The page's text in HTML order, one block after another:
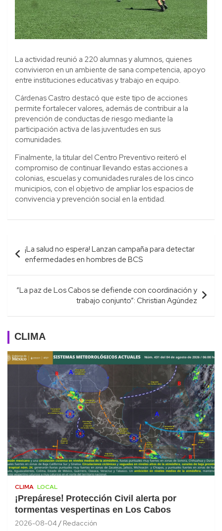
La actividad reunió a 220 alumnas y alumnos, quienes
convivieron en un ambiente de sana competencia, apoyo
entre instituciones educativas y trabajo en equipo.
Cárdenas Castro destacó que este tipo de acciones
permite fortalecer valores, además de contribuir a la
prevención de conductas de riesgo mediante la
participación activa de las juventudes en sus
comunidades.
Finalmente, la titular del Centro Preventivo reiteró el
compromiso de continuar llevando estas acciones a
colonias, escuelas y comunidades rurales de los cinco
municipios, con el objetivo de ampliar los espacios de
convivencia y prevención social en la entidad.
Navegación
de
entradas
¡La salud no espera! Lanzan campaña para detectar
enfermedades en hombres de BCS
“La paz de Los Cabos se defiende con coordinación y
trabajo conjunto”: Christian Agúndez
CLIMA
CLIMA LOCAL
¡Prepárese! Protección Civil alerta por
tormentas vespertinas en Los Cabos
2026-08-04 Redacción